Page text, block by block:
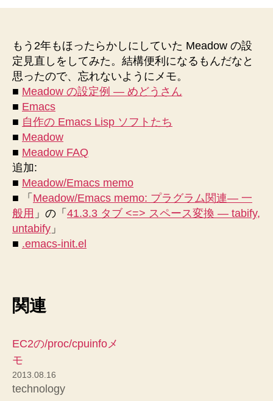
もう2年もほったらかしにしていた Meadow の設
定見直しをしてみた。結構便利になるもんだなと
思ったので、忘れないようにメモ。
■ Meadow の設定例 — めどうさん
■ Emacs
■ 自作の Emacs Lisp ソフトたち
■ Meadow
■ Meadow FAQ
追加:
■ Meadow/Emacs memo
■ 「 Meadow/Emacs memo: プラグラム関連― 一
般用 」の「 41.3.3 タブ <=> スペース変換 ― tabify,
untabify 」
■ .emacs-init.el
関連
EC2の/proc/cpuinfoメ
モ
2013.08.16
technology